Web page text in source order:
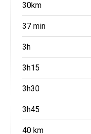
30km
37 min
3h
3h15
3h30
3h45
40 km